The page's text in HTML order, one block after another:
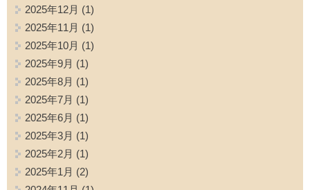
2025年12月 (1)
2025年11月 (1)
2025年10月 (1)
2025年9月 (1)
2025年8月 (1)
2025年7月 (1)
2025年6月 (1)
2025年3月 (1)
2025年2月 (1)
2025年1月 (2)